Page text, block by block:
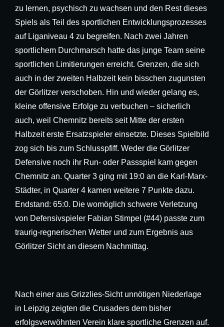
zu lernen, psychisch zu wachsen und den Rest dieses
Spiels als Teil des sportlichen Entwicklungsprozesses
auf Liganiveau 4 zu begreifen. Nach zwei Jahren
sportlichem Durchmarsch hatte das junge Team seine
sportlichen Limitierungen erreicht. Grenzen, die sich
auch in der zweiten Halbzeit kein bisschen zugunsten
der Görlitzer verschoben. Hin und wieder gelang es,
kleine offensive Erfolge zu verbuchen – sicherlich
auch, weil Chemnitz bereits seit Mitte der ersten
Halbzeit erste Ersatzspieler einsetzte. Dieses Spielbild
zog sich bis zum Schlusspfiff. Weder die Görlitzer
Defensive noch ihr Run- oder Passspiel kam gegen
Chemnitz an. Quarter 3 ging mit 19:0 an die Karl-Marx-
Städter, in Quarter 4 kamen weitere 7 Punkte dazu.
Endstand: 65:0. Die womöglich schwere Verletzung
von Defensivspieler Fabian Stimpel (#44) passte zum
traurig-regnerischen Wetter und zum Ergebnis aus
Görlitzer Sicht an diesem Nachmittag.
Nach einer aus Grizzlies-Sicht unnötigen Niederlage
in Leipzig zeigten die Crusaders dem bisher
erfolgsverwöhnten Verein klare sportliche Grenzen auf.